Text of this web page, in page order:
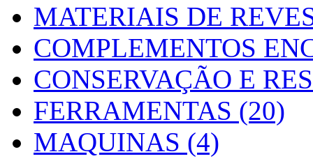
MATERIAIS DE
COMPLEMENTOS
CONSERVAÇÃO E
FERRAMENTAS (20)
MAQUINAS (4)